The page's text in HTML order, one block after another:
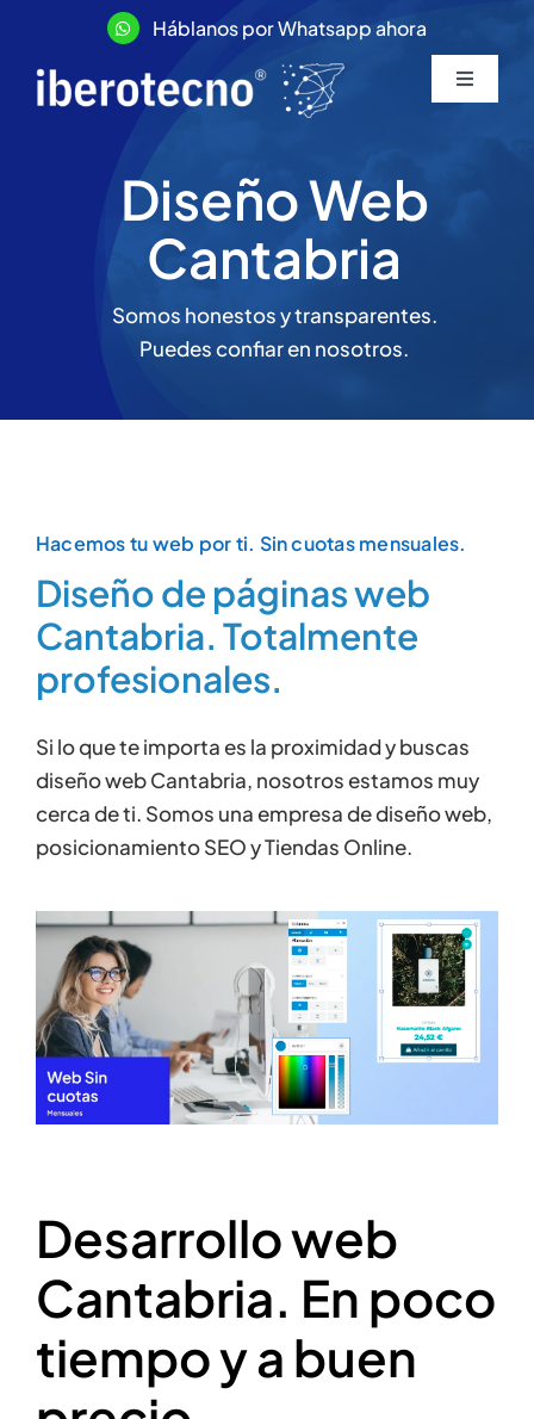
contenido
Háblanos por Whatsapp ahora
Toggle
Tiendas Online
Contactar
Diseño Web
Cantabria
Somos honestos y transparentes.
Puedes confiar en nosotros.
Hacemos tu web por ti. Sin cuotas mensuales.
Diseño de páginas web
Cantabria. Totalmente
profesionales.
Si lo que te importa es la proximidad y buscas
diseño web Cantabria, nosotros estamos muy
cerca de ti. Somos una empresa de diseño web,
posicionamiento SEO y Tiendas Online.
Desarrollo web
Cantabria. En poco
tiempo y a buen